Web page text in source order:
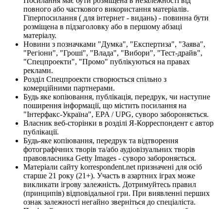
повного або часткового використання матеріалів.
Гіперпосилання ( для інтернет - видань) - повинна бути
розміщена в підзаголовку або в першому абзаці
матеріалу.
Новини з позначками "Думка", "Експертиза", "Заява",
"Регіони", "Гроші", "Влада", "Вибори", "Тест-драйв",
"Спецпроекти", "Промо" публікуються на правах
реклами.
Розділ Спецпроекти створюється спільно з
комерційними партнерами.
Будь яке копіювання, публікація, передрук, чи наступне
поширення інформації, що містить посилання на
"Інтерфакс-Україна", EPA / UPG, суворо забороняється.
Власник веб-сторінки в розділі Я-Корреспондент є автор
публікації.
Будь-яке копіювання, передрук та відтворення
фотографічних творів та/або аудіовізуальних творів
правовласника Getty Images - суворо забороняється.
Матеріали сайту korrespondent.net призначені для осіб
старше 21 року (21+). Участь в азартних іграх може
викликати ігрову залежність. Дотримуйтесь правил
(принципів) відповідальної гри. При виявленні перших
ознак залежності негайно зверніться до спеціаліста.